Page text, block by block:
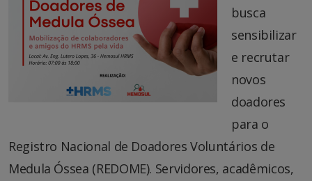
busca
sensibilizar
e recrutar
novos
doadores
para o
Registro Nacional de Doadores Voluntários de
Medula Óssea (REDOME). Servidores, acadêmicos,